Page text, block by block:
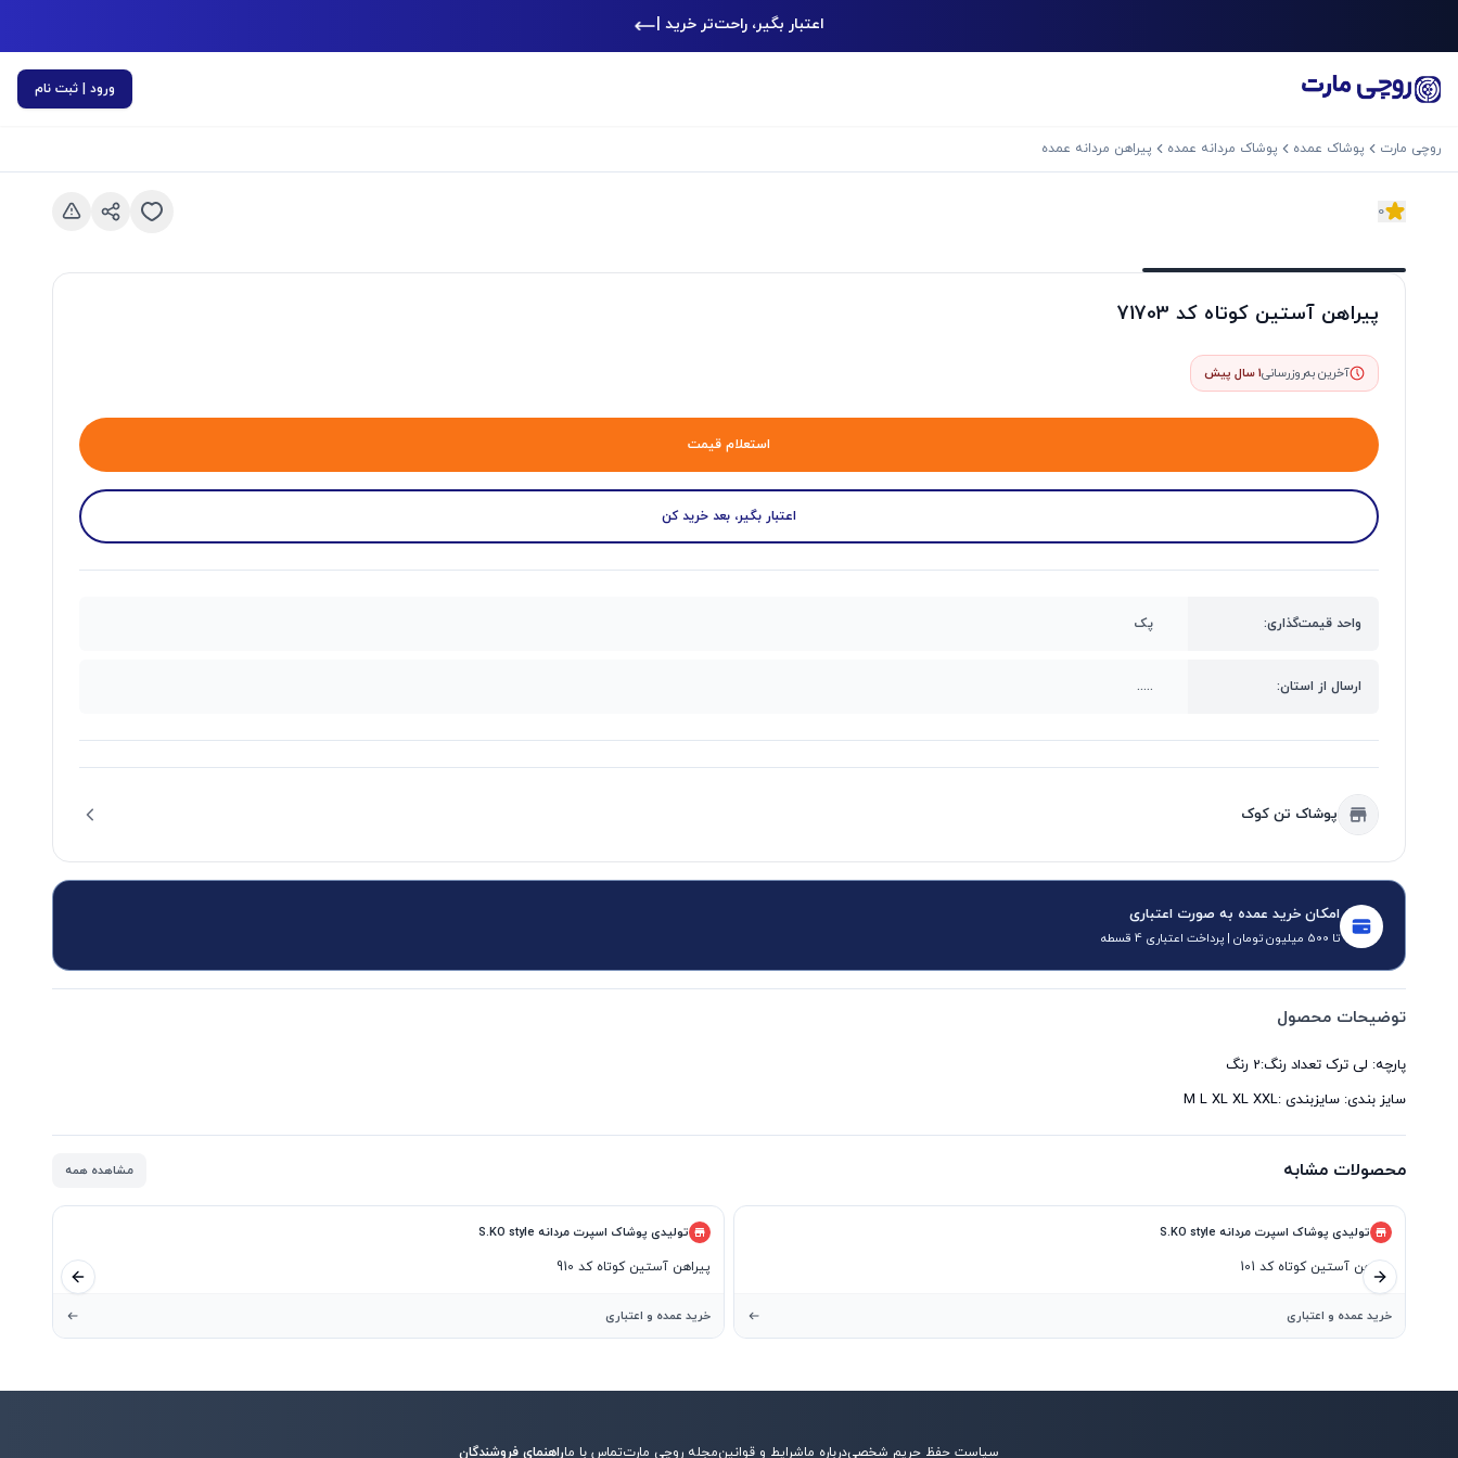
اعتبار بگیر، راحت‌تر خرید کن|
ورود | ثبت نام
روچی مارت پوشاک عمده پوشاک مردانه عمده پیراهن مردانه عمده
0
پیراهن آستین کوتاه کد 71703
آخرین به‌روزرسانی1 سال پیش
استعلام قیمت
اعتبار بگیر، بعد خرید کن
واحد قیمت‌گذاری: پک
ارسال از استان: .....
پوشاک تن کوک
امکان خرید عمده به صورت اعتباری
تا 500 میلیون تومان | پرداخت اعتباری 4 قسطه
توضیحات محصول
سایز بندی: سايزبندى :M L XL XL XXL
محصولات مشابه مشاهده همه
تولیدی پوشاک اسپرت مردانه S.KO style
پیراهن آستین کوتاه کد 910
خرید عمده و اعتباری
تولیدی پوشاک اسپرت مردانه S.KO style
پیراهن آستین کوتاه کد 101
خرید عمده و اعتباری
اسلاید قبلی اسلاید بعدی
سیاست حفظ حریم شخصیدرباره ماشرایط و قوانینمجله روچی مارتتماس با ماراهنمای فروشندگان